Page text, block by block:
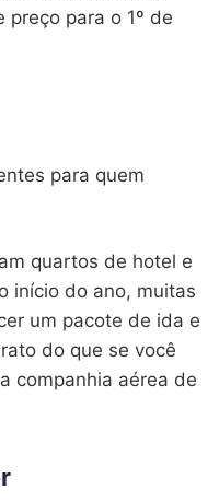
preço para o 1º de
para quem
quartos de hotel e
início do ano, muitas
um pacote de ida e
do que se você
companhia aérea de